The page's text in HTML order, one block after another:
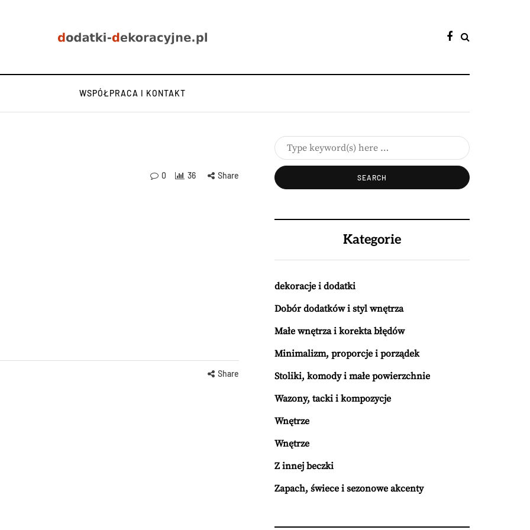
WSPÓŁPRACA I KONTAKT
0 36 Share
Share
Kategorie
dekoracje i dodatki
Dobór dodatków i styl wnętrza
Małe wnętrza i korekta błędów
Minimalizm, proporcje i porządek
Stoliki, komody i małe powierzchnie
Wazony, tacki i kompozycje
Wnętrze
Wnętrze
Z innej beczki
Zapach, świece i sezonowe akcenty